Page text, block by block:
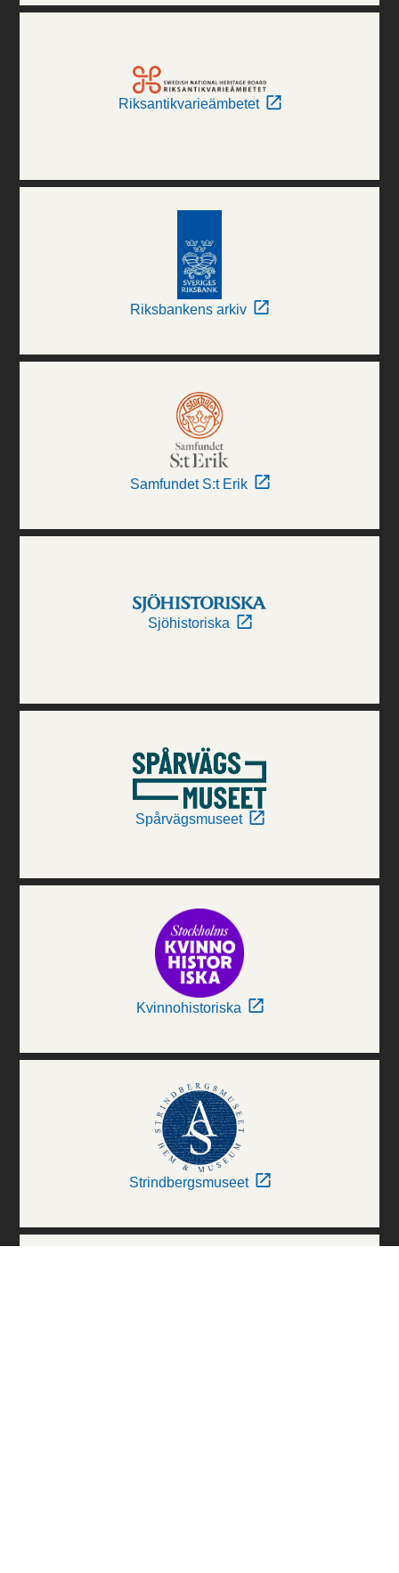
Riksantikvarieämbetet
Riksbankens arkiv
Samfundet S:t Erik
Sjöhistoriska
Spårvägsmuseet
Kvinnohistoriska
Strindbergsmuseet